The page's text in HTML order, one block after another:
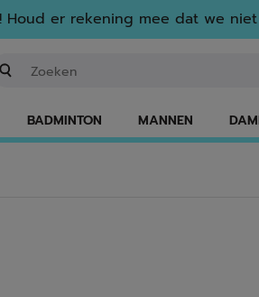
Houd er rekening mee dat we
BADMINTON MANNEN